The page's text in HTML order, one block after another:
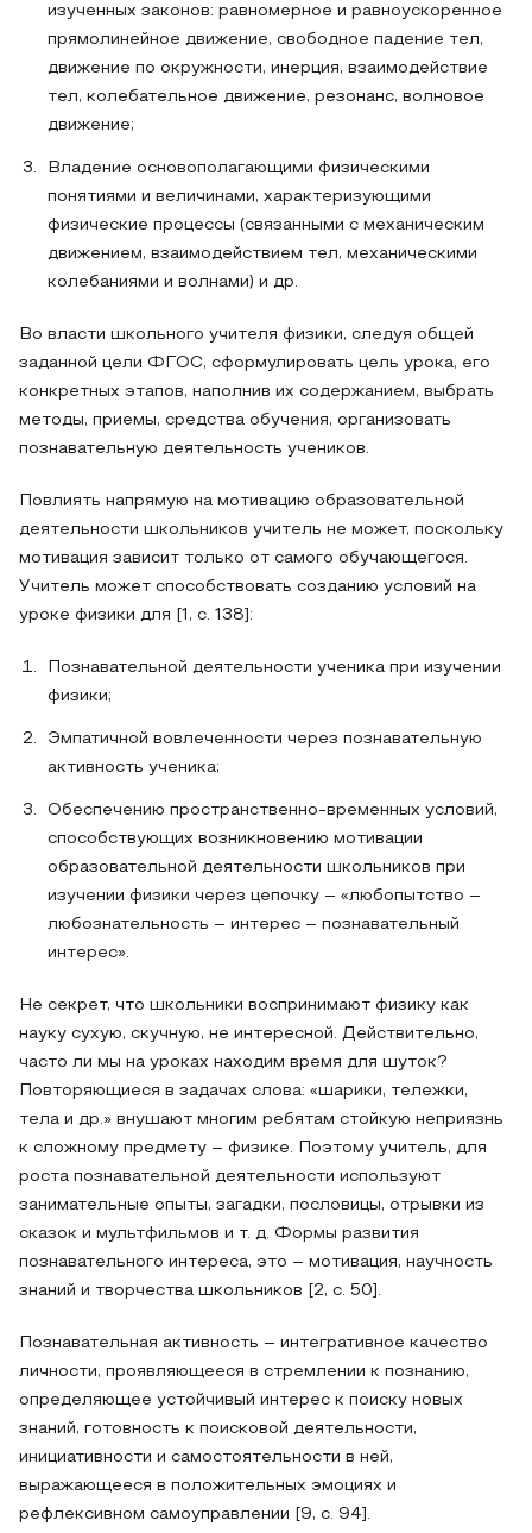
изученных законов: равномерное и равноускоренное
прямолинейное движение, свободное падение тел,
движение по окружности, инерция, взаимодействие
тел, колебательное движение, резонанс, волновое
движение;
Владение основополагающими физическими
понятиями и величинами, характеризующими
физические процессы (связанными с механическим
движением, взаимодействием тел, механическими
колебаниями и волнами) и др.
Во власти школьного учителя физики, следуя общей
заданной цели ФГОС, сформулировать цель урока, его
конкретных этапов, наполнив их содержанием, выбрать
методы, приемы, средства обучения, организовать
познавательную деятельность учеников.
Повлиять напрямую на мотивацию образовательной
деятельности школьников учитель не может, поскольку
мотивация зависит только от самого обучающегося.
Учитель может способствовать созданию условий на
уроке физики для [1, с. 138]:
Познавательной деятельности ученика при изучении
физики;
Эмпатичной вовлеченности через познавательную
активность ученика;
Обеспечению пространственно-временных условий,
способствующих возникновению мотивации
образовательной деятельности школьников при
изучении физики через цепочку – «любопытство –
любознательность – интерес – познавательный
интерес».
Не секрет, что школьники воспринимают физику как
науку сухую, скучную, не интересной. Действительно,
часто ли мы на уроках находим время для шуток?
Повторяющиеся в задачах слова: «шарики, тележки,
тела и др.» внушают многим ребятам стойкую неприязнь
к сложному предмету – физике. Поэтому учитель, для
роста познавательной деятельности используют
занимательные опыты, загадки, пословицы, отрывки из
сказок и мультфильмов и т. д. Формы развития
познавательного интереса, это – мотивация, научность
знаний и творчества школьников [2, с. 50].
Познавательная активность – интегративное качество
личности, проявляющееся в стремлении к познанию,
определяющее устойчивый интерес к поиску новых
знаний, готовность к поисковой деятельности,
инициативности и самостоятельности в ней,
выражающееся в положительных эмоциях и
рефлексивном самоуправлении [9, с. 94].